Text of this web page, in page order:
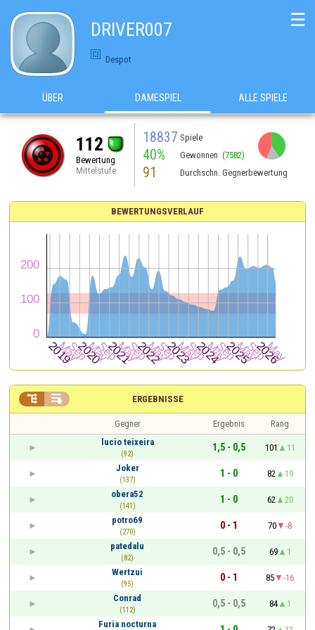
DRIVER007
Despot
☰
ÜBER DAMESPIEL ALLE SPIELE
112
Bewertung
Mittelstufe
18837 Spiele
40% Gewonnen (7582)
91 Durchschn. Gegnerbewertung
BEWERTUNGSVERLAUF
ERGEBNISSE
 
Gegner Ergebnis
Rang
lucio teixeira
(92)
1,5 - 0,5 101
11
Joker
(137)
1 - 0 82
19
obera52
(141)
1 - 0 62
20
potro69
(270)
0 - 1 70
-8
patedalu
(82)
0,5 - 0,5 69
1
Wertzui
(95)
0 - 1 85
-16
Conrad
(112)
0,5 - 0,5 84
1
Furia nocturna